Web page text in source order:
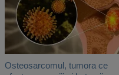
Osteosarcomul, tumora ce